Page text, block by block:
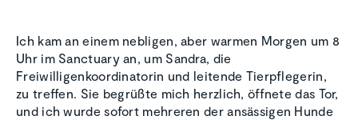
Ich kam an einem nebligen, aber warmen Morgen um 8
Uhr im Sanctuary an, um Sandra, die
Freiwilligenkoordinatorin und leitende Tierpflegerin,
zu treffen. Sie begrüßte mich herzlich, öffnete das Tor,
und ich wurde sofort mehreren der ansässigen Hunde